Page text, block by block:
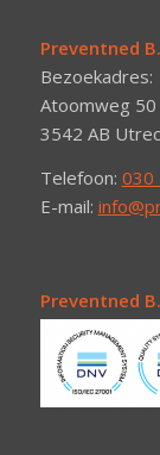
Preventned
Bezoekadres:
Atoomweg 50
3542 AB
Telefoon: 030
E-mail:
Preventned